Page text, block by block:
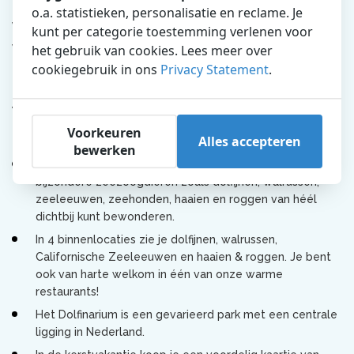
Voor al onze trouwe bezoekers hebben wij goed nieuws,
want de Californische Zeeleeuwen zijn weer te
bewonderen in het Zeeleeuwentheater!
Waarom kom je naar het Dolfinarium in
de kerstvakantie?
Het Dolfinarium is een unieke dierentuin, waar je
bijzondere zeezoogdieren zoals dolfijnen, walrussen,
zeeleeuwen, zeehonden, haaien en roggen van héél
dichtbij kunt bewonderen.
In 4 binnenlocaties zie je dolfijnen, walrussen,
Californische Zeeleeuwen en haaien & roggen. Je bent
ook van harte welkom in één van onze warme
restaurants!
Het Dolfinarium is een gevarieerd park met een centrale
ligging in Nederland.
o.a. statistieken, personalisatie en reclame. Je
kunt per categorie toestemming verlenen voor
het gebruik van cookies. Lees meer over
cookiegebruik in ons Privacy Statement.
Voorkeuren
bewerken
Alles accepteren